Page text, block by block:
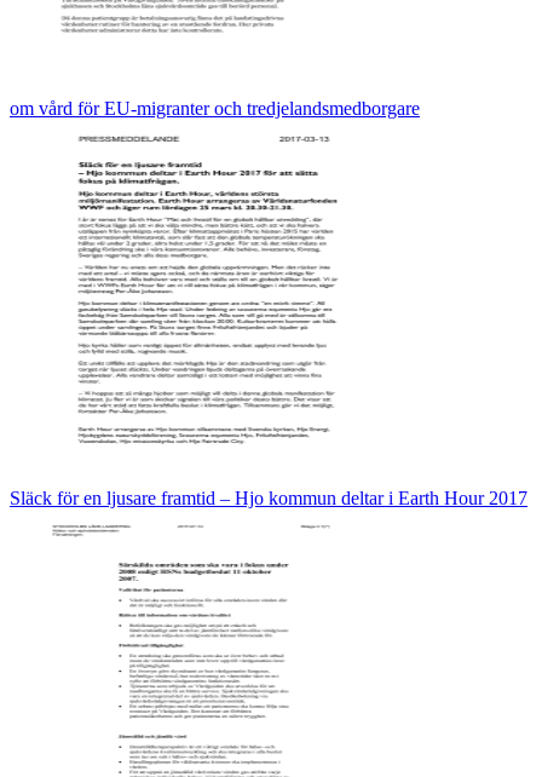
om vård för EU-migranter och tredjelandsmedborgare
Släck för en ljusare framtid – Hjo kommun deltar i Earth Hour 2017